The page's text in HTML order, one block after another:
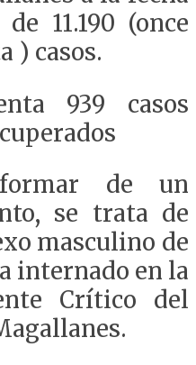
11.190 (once
) casos.
939 casos
de un
se trata de
masculino de
internado en la
Crítico del